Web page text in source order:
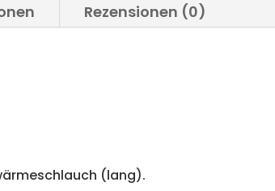
Rezensionen (0)
(lang).